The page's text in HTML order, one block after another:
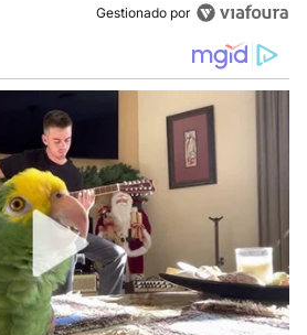
Gestionado por